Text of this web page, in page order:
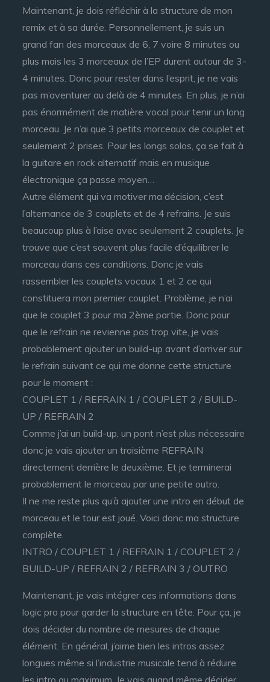
Maintenant, je dois réfléchir à la structure de mon
remix et à sa durée. Personnellement, je suis un
grand fan des morceaux de 6, 7 voire 8 minutes ou
plus mais les 3 morceaux de l’EP durent autour de 3-
4 minutes. Donc pour rester dans l’esprit, je ne vais
pas m’aventurer au delà de 4 minutes. En plus, je n’ai
pas énormément de matière vocal pour tenir un long
morceau. Je n’ai que 3 petits morceaux de couplet et
seulement 2 prises. Pour les longs solos, ça se fait à
la guitare en rock alternatif mais en musique
électronique ça passe moyen…
Autre élément qui va motiver ma décision, c’est
l’alternance de 3 couplets et de 4 refrains. Je suis
beaucoup plus à l’aise avec seulement 2 couplets. Je
trouve que c’est souvent plus facile d’équilibrer le
morceau dans ces conditions. Donc je vais
rassembler les couplets vocaux 1 et 2 ce qui
constituera mon premier couplet. Problème, je n’ai
que le couplet 3 pour ma 2ème partie. Donc pour
que le refrain ne revienne pas trop vite, je vais
probablement ajouter un build-up avant d’arriver sur
le refrain suivant ce qui me donne cette structure
pour le moment :
COUPLET 1 / REFRAIN 1 / COUPLET 2 / BUILD-
UP / REFRAIN 2
Comme j’ai un build-up, un pont n’est plus nécessaire
donc je vais ajouter un troisième REFRAIN
directement derrière le deuxième. Et je terminerai
probablement le morceau par une petite outro.
Il ne me reste plus qu’à ajouter une intro en début de
morceau et le tour est joué. Voici donc ma structure
complète.
INTRO / COUPLET 1 / REFRAIN 1 / COUPLET 2 /
BUILD-UP / REFRAIN 2 / REFRAIN 3 / OUTRO
Maintenant, je vais intégrer ces informations dans
logic pro pour garder la structure en tête. Pour ça, je
dois décider du nombre de mesures de chaque
élément. En général, j’aime bien les intros assez
longues même si l’industrie musicale tend à réduire
les intro au maximum. Je vais quand même décider